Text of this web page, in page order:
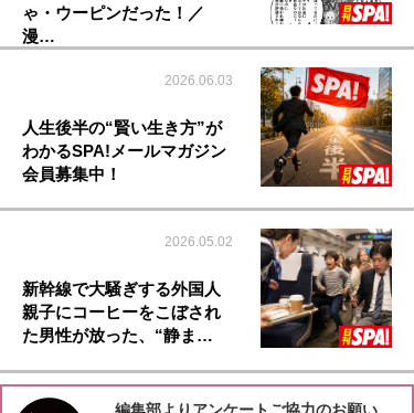
ゃ・ウーピンだった！／
漫…
2026.06.03
人生後半の“賢い生き方”が
わかるSPA!メールマガジン
会員募集中！
2026.05.02
新幹線で大騒ぎする外国人
親子にコーヒーをこぼされ
た男性が放った、“静ま…